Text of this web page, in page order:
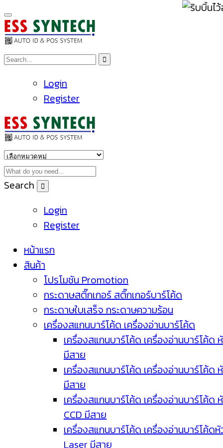
Login
Register
Search
Login
Register
หน้าแรก
สินค้า
โปรโมชัน Promotion
กระดาษสติ๊กเกอร์ สติ๊กเกอร์บาร์โค้ด
กระดาษใบเสร็จ กระดาษความร้อน
เครื่องสแกนบาร์โค้ด เครื่องอ่านบาร์โค้ด
เครื่องสแกนบาร์โค้ด เครื่องอ่านบาร์โค้ด
มีสาย
เครื่องสแกนบาร์โค้ด เครื่องอ่านบาร์โค้ด
มีสาย
เครื่องสแกนบาร์โค้ด เครื่องอ่านบาร์โค้ด
CCD มีสาย
เครื่องสแกนบาร์โค้ด เครื่องอ่านบาร์โค้ด
Laser มีสาย